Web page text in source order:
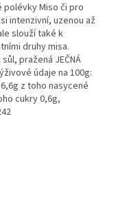
polévky Miso či pro
intenzivní, uzenou až
slouží také k
druhy misa.
pražená JEČNÁ
údaje na 100g:
z toho nasycené
cukry 0,6g,